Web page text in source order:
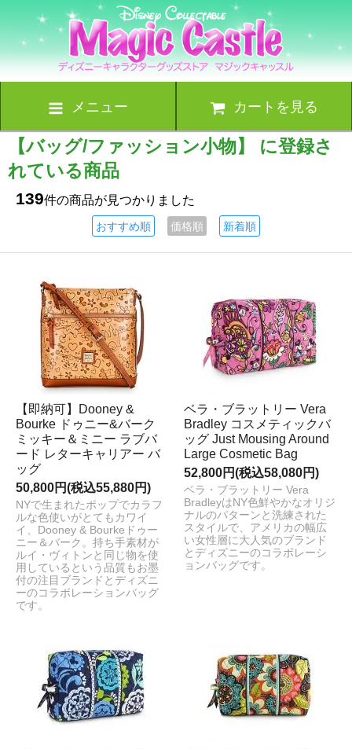
メニュー カートを見る
【バッグ/ファッション小物】 に登録さ
れている商品
139件の商品が見つかりました
おすすめ順 価格順 新着順
【即納可】Dooney &
Bourke ドゥニー&バーク
ミッキー＆ミニー ラブバ
ード レターキャリアー バ
ッグ
50,800円(税込55,880円)
NYで生まれたポップでカラフ
ルな色使いがとてもカワイ
イ、Dooney & Bourkeドゥー
ニー＆バーク。持ち手素材が
ルイ・ヴィトンと同じ物を使
用しているという品質もお墨
付の注目ブランドとディズニ
ーのコラボレーションバッグ
です。
ベラ・ブラットリー Vera
Bradley コスメティックバ
ッグ Just Mousing Around
Large Cosmetic Bag
52,800円(税込58,080円)
ベラ・ブラットリー Vera
BradleyはNY色鮮やかなオリジ
ナルのパターンと洗練された
スタイルで、アメリカの幅広
い女性層に大人気のブランド
とディズニーのコラボレーシ
ョンバッグです。